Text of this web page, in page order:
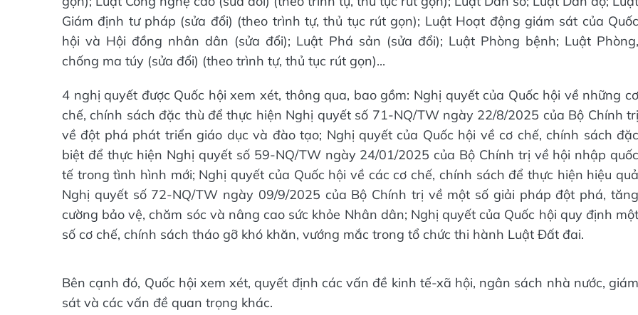
Giám định tư pháp (sửa đổi) (theo trình tự, thủ tục rút gọn); Luật Hoạt động giám sát của Quốc
hội và Hội đồng nhân dân (sửa đổi); Luật Phá sản (sửa đổi); Luật Phòng bệnh; Luật Phòng,
chống ma túy (sửa đổi) (theo trình tự, thủ tục rút gọn)...
4 nghị quyết được Quốc hội xem xét, thông qua, bao gồm: Nghị quyết của Quốc hội về những cơ
chế, chính sách đặc thù để thực hiện Nghị quyết số 71-NQ/TW ngày 22/8/2025 của Bộ Chính trị
về đột phá phát triển giáo dục và đào tạo; Nghị quyết của Quốc hội về cơ chế, chính sách đặc
biệt để thực hiện Nghị quyết số 59-NQ/TW ngày 24/01/2025 của Bộ Chính trị về hội nhập quốc
tế trong tình hình mới; Nghị quyết của Quốc hội về các cơ chế, chính sách để thực hiện hiệu quả
Nghị quyết số 72-NQ/TW ngày 09/9/2025 của Bộ Chính trị về một số giải pháp đột phá, tăng
cường bảo vệ, chăm sóc và nâng cao sức khỏe Nhân dân; Nghị quyết của Quốc hội quy định một
số cơ chế, chính sách tháo gỡ khó khăn, vướng mắc trong tổ chức thi hành Luật Đất đai.
Bên cạnh đó, Quốc hội xem xét, quyết định các vấn đề kinh tế-xã hội, ngân sách nhà nước, giám
sát và các vấn đề quan trọng khác.